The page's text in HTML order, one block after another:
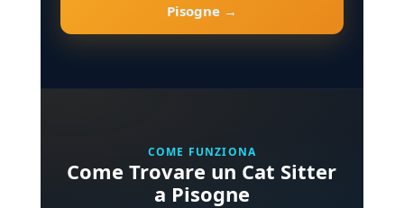
Pisogne →
COME FUNZIONA
Come Trovare un Cat Sitter
a Pisogne